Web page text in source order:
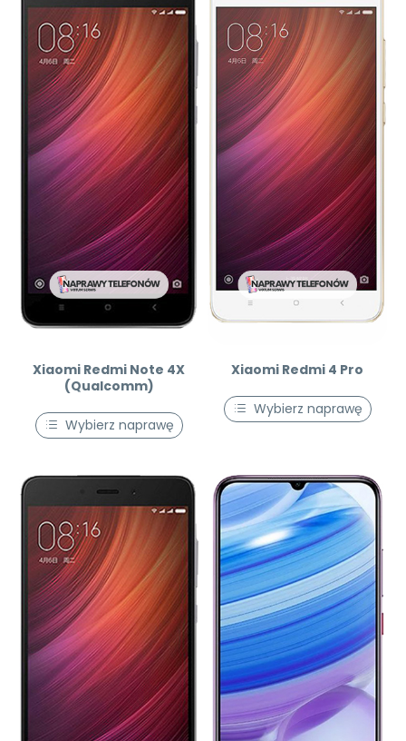
Xiaomi Redmi Note 4X
(Qualcomm)
Wybierz naprawę
Xiaomi Redmi 4 Pro
Wybierz naprawę